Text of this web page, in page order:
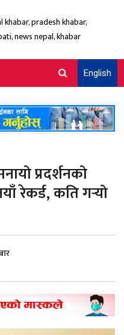
English
प्रदर्शनको
रेकर्ड, कति गर्‍यो